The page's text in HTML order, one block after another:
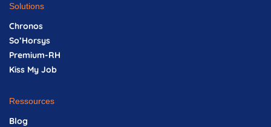
Solutions
Chronos
So’Horsys
Premium-RH
Kiss My Job
Ressources
Blog